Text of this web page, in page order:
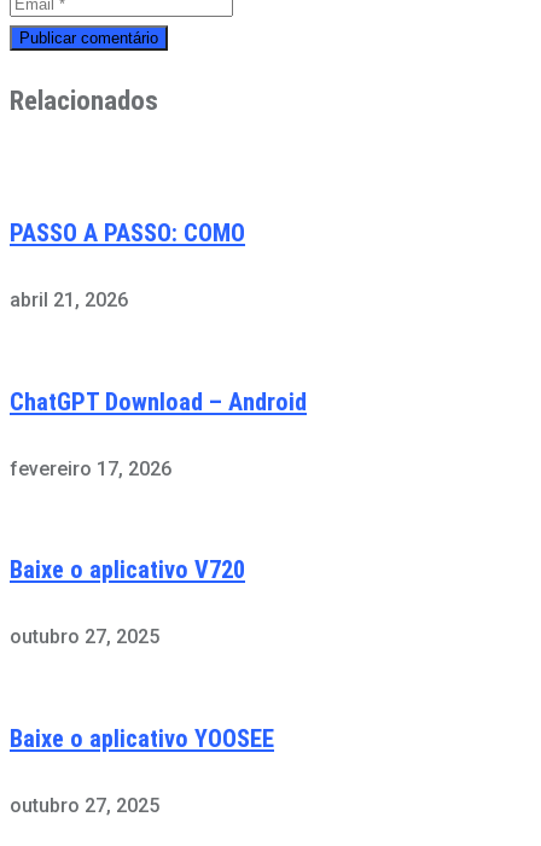
Relacionados
PASSO A PASSO: COMO
abril 21, 2026
ChatGPT Download – Android
fevereiro 17, 2026
Baixe o aplicativo V720
outubro 27, 2025
Baixe o aplicativo YOOSEE
outubro 27, 2025